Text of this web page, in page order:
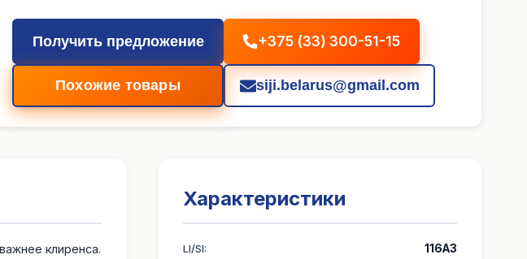
Получить предложение +375 (33) 300-51-15
Похожие товары siji.belarus@gmail.com
клиренса.
Характеристики
LI/SI:
116A3